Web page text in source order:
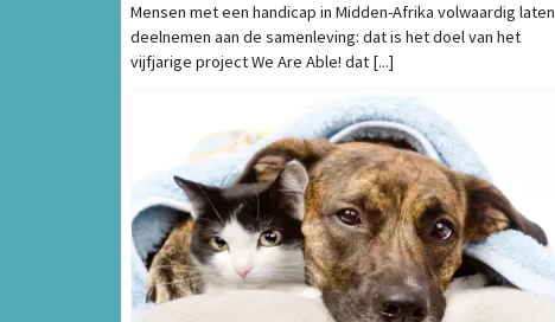
Mensen met een handicap in Midden-Afrika volwaardig laten
deelnemen aan de samenleving: dat is het doel van het
vijfjarige project We Are Able! dat [...]